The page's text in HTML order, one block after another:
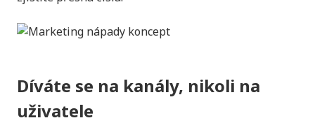
Díváte se na kanály, nikoli na
uživatele